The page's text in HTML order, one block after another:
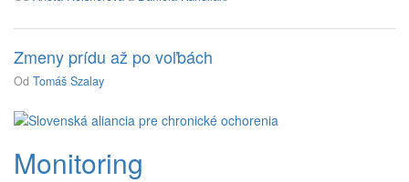
Zmeny prídu až po voľbách
Od Tomáš Szalay
Monitoring